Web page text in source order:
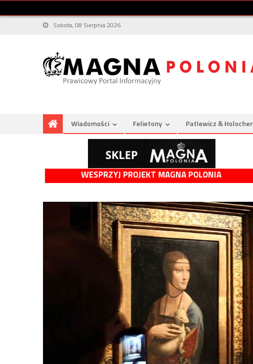
Sobota, 08 Sierpnia 2026
Wiadomości Felietony Patlewicz & Holocher
WESPRZYJ PROJEKT MAGNA POLONIA